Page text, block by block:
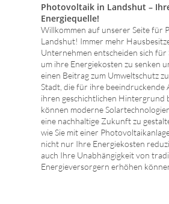
Photovoltaik in Landshut –
Energiequelle!
Willkommen auf unserer Seite für
Landshut! Immer mehr
Unternehmen entscheiden sich für
um ihre Energiekosten zu senken
einen Beitrag zum Umweltschutz
Stadt, die für ihre beeindruckende
ihren geschichtlichen Hintergrund
können moderne
eine nachhaltige Zukunft zu
wie Sie mit einer
nicht nur Ihre Energiekosten
auch Ihre Unabhängigkeit von
Energieversorgern erhöhen